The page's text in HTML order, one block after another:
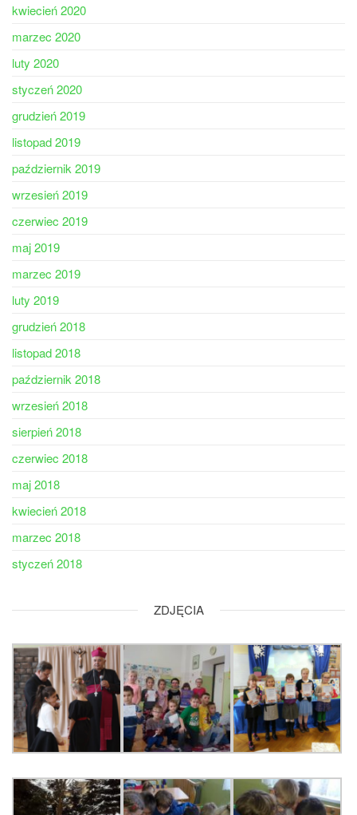
kwiecień 2020
marzec 2020
luty 2020
styczeń 2020
grudzień 2019
listopad 2019
październik 2019
wrzesień 2019
czerwiec 2019
maj 2019
marzec 2019
luty 2019
grudzień 2018
listopad 2018
październik 2018
wrzesień 2018
sierpień 2018
czerwiec 2018
maj 2018
kwiecień 2018
marzec 2018
styczeń 2018
ZDJĘCIA